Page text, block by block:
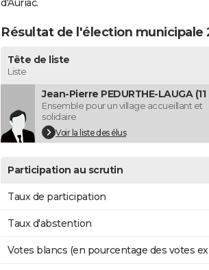
d'Auriac.
Résultat de l'élection municipale
Tête de liste
Liste
Jean-Pierre PEDURTHE-LAUGA
Ensemble pour un village accueillant et
solidaire
Voir la liste des élus
Participation au scrutin
Taux de participation
Taux d'abstention
Votes blancs (en pourcentage des votes